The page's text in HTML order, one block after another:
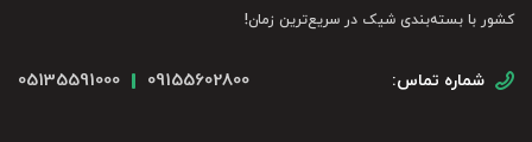
کشور با بسته‌بندی شیک در سریع‌ترین زمان!
شماره تماس: 09155602800
05135591000